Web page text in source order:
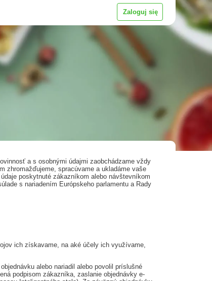
Zaloguj się
a s osobnými údajmi zaobchádzame vždy
zhromažďujeme, spracúvame a ukladáme vaše
poskytnuté zákazníkom alebo návštevníkom
s nariadením Európskeho parlamentu a Rady
ich získavame, na aké účely ich využívame,
alebo nariadil alebo povolil príslušné
podpisom zákazníka, zaslanie objednávky e-